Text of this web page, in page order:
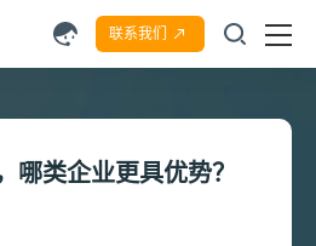
联系我们
哪类企业更具优势？